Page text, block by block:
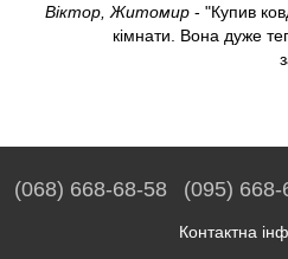
Віктор, Житомир - "Купив
кімнати. Вона дуже
(068) 668-68-58 (095) 668-
Контактна